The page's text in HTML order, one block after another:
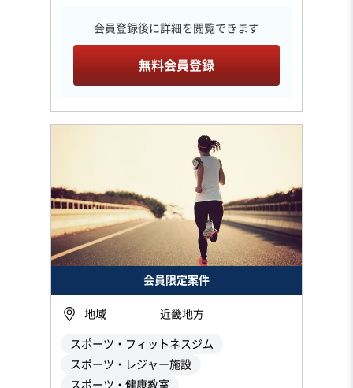
会員登録後に詳細を閲覧できます
無料会員登録
会員限定案件
地域 近畿地方
スポーツ・フィットネスジム
スポーツ・レジャー施設
スポーツ・健康教室